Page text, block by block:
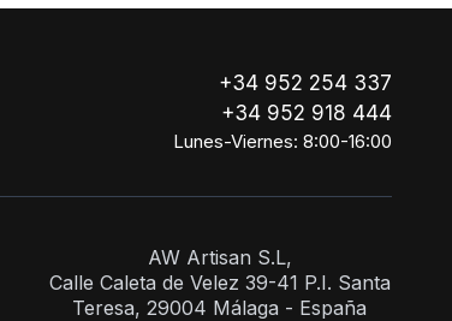
+34 952 254 337
+34 952 918 444
Lunes-Viernes: 8:00-16:00
AW Artisan S.L,
Calle Caleta de Velez 39-41 P.I. Santa
Teresa, 29004 Málaga - España